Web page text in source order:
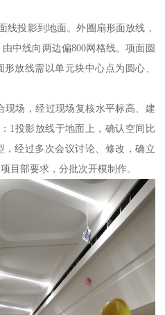
线投影到地面。外圈扇形面放线，
中线向两边偏800网格线。项面圆
放线需以单元块中心点为圆心、
场，经过现场复核水平标高、建
1投影放线于地面上，确认空间比
经过多次会议讨论、修改，确立
目部要求，分批次开模制作。